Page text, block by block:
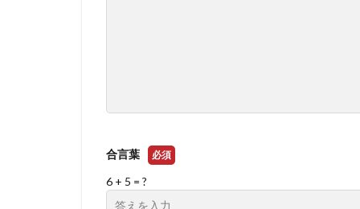
合言葉 必須
6 + 5 = ?